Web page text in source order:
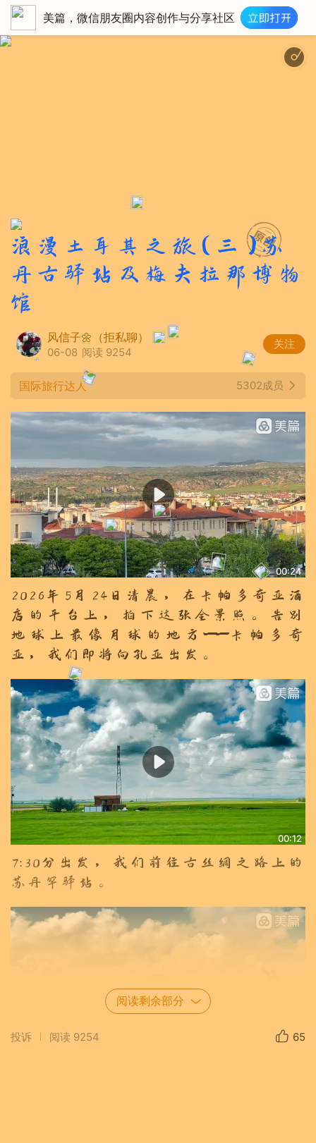
美篇，微信朋友圈内容创作与分享社区
浪漫土耳其之旅（三）苏
丹古驿站及梅夫拉那博物
馆
风信子🌼（拒私聊）
06-08 阅读 9254
关注
国际旅行达人 5302成员
00:24
2026年5月24日清晨，在卡帕多奇亚酒
店的平台上，拍下这张全景照。告别
地球上最像月球的地方——卡帕多奇
亚，我们即将向孔亚出发。
00:12
7:30分出发，我们前往古丝绸之路上的
苏丹罕驿站。
阅读剩余部分
投诉 阅读 9254 65
宁静舒缓唯美钢琴 -